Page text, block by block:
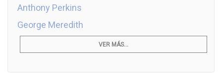
Anthony Perkins
George Meredith
VER MÁS...